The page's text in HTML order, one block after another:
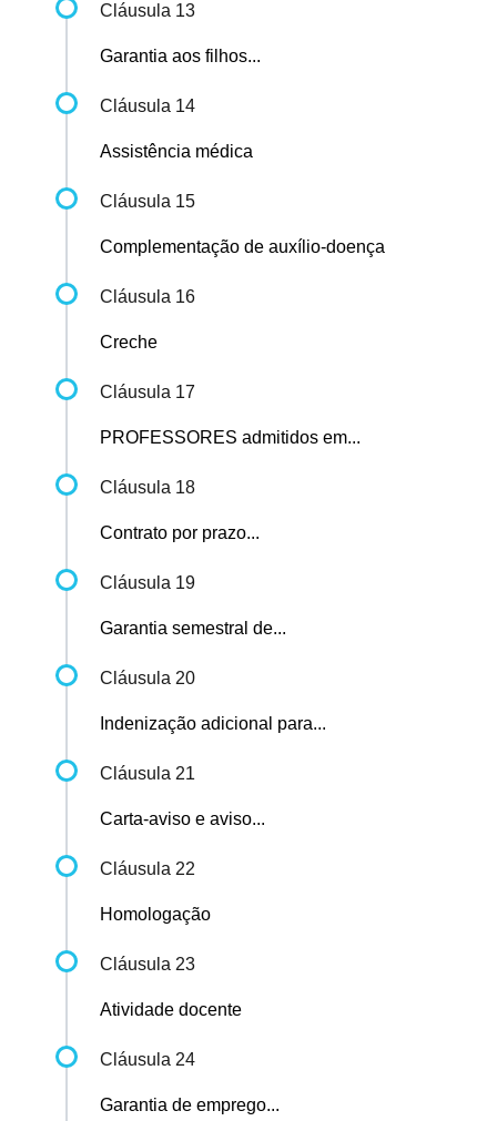
Cláusula 13
Garantia aos filhos...
Cláusula 14
Assistência médica
Cláusula 15
Complementação de auxílio-doença
Cláusula 16
Creche
Cláusula 17
PROFESSORES admitidos em...
Cláusula 18
Contrato por prazo...
Cláusula 19
Garantia semestral de...
Cláusula 20
Indenização adicional para...
Cláusula 21
Carta-aviso e aviso...
Cláusula 22
Homologação
Cláusula 23
Atividade docente
Cláusula 24
Garantia de emprego...